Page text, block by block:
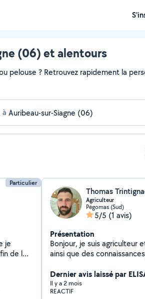
(06) et alentours
pelouse ? Retrouvez rapidement la
à
Particulier
je
de les
Thomas
Agriculteur
Pégomas (Sud)
5/5 (1 avis)
Présentation
Bonjour, je suis agriculteur
ainsi que des
plaisir de travailler pour vous
Dernier avis laissé par
Il y a 2 mois
REACTIF